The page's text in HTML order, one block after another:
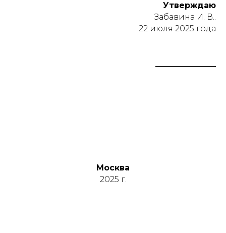
Утверждаю
Забавина И. В..
22 июля 2025 года
Москва
2025 г.